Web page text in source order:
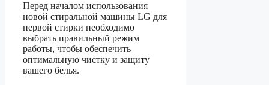
Перед началом использования
новой стиральной машины LG для
первой стирки необходимо
выбрать правильный режим
работы, чтобы обеспечить
оптимальную чистку и защиту
вашего белья.